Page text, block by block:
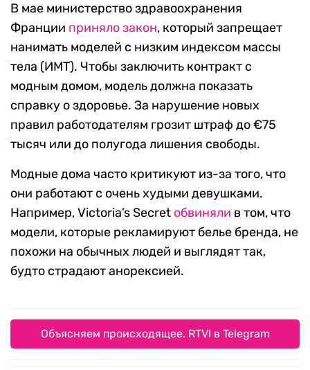
В мае министерство здравоохранения
Франции приняло закон, который запрещает
нанимать моделей с низким индексом массы
тела (ИМТ). Чтобы заключить контракт с
модным домом, модель должна показать
справку о здоровье. За нарушение новых
правил работодателям грозит штраф до €75
тысяч или до полугода лишения свободы.
Модные дома часто критикуют из-за того, что
они работают с очень худыми девушками.
Например, Victoria’s Secret обвиняли в том, что
модели, которые рекламируют белье бренда, не
похожи на обычных людей и выглядят так,
будто страдают анорексией.
Объясняем происходящее. RTVI в Telegram